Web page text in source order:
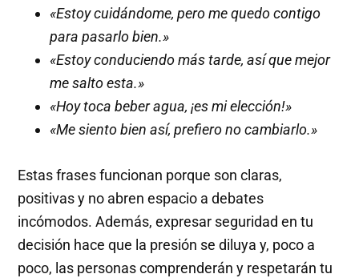
«Estoy cuidándome, pero me quedo contigo
para pasarlo bien.»
«Estoy conduciendo más tarde, así que mejor
me salto esta.»
«Hoy toca beber agua, ¡es mi elección!»
«Me siento bien así, prefiero no cambiarlo.»
Estas frases funcionan porque son claras,
positivas y no abren espacio a debates
incómodos. Además, expresar seguridad en tu
decisión hace que la presión se diluya y, poco a
poco, las personas comprenderán y respetarán tu